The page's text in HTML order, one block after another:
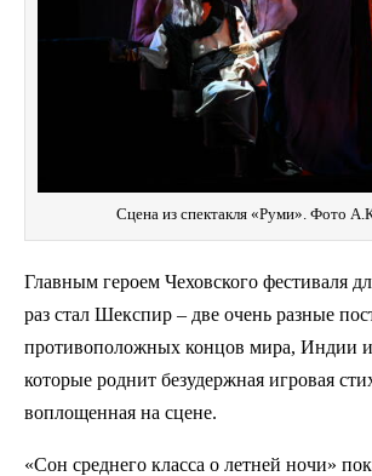
Сцена из спектакля «Руми». Фото
Главным героем Чеховского фестиваля
раз стал Шекспир – две очень разные
противоположных концов мира, Индии
которые роднит безудержная игровая
воплощенная на сцене.
«Сон среднего класса о летней ночи»